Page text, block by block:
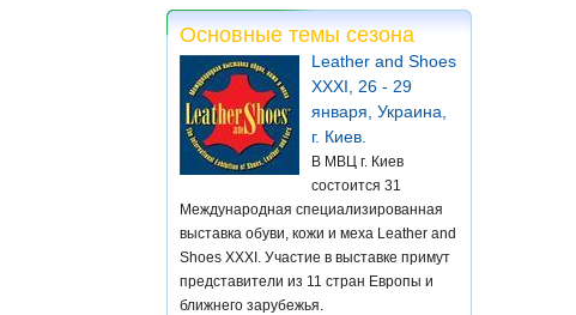
Основные темы сезона
Leather and Shoes
XXXI, 26 - 29
января, Украина,
г. Киев.
В МВЦ г. Киев
состоится 31
Международная специализированная
выставка обуви, кожи и меха Leather and
Shoes XXXI. Участие в выставке примут
представители из 11 стран Европы и
ближнего зарубежья.